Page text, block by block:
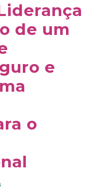
de um
e
o